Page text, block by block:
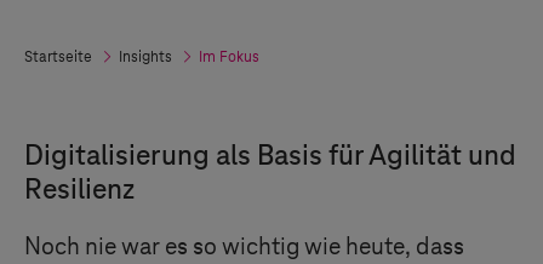
Startseite Insights Im Fokus
Digitalisierung als Basis für Agilität und
Resilienz
Noch nie war es so wichtig wie heute, dass